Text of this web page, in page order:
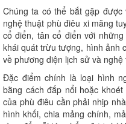
Chúng ta có thể bắt gặp
nghệ thuật phù điêu xi măng
cổ điển, tân cổ điển với
khái quát trừu tượng, hình ảnh
về phương diện lịch sử và nghệ
Đặc điểm chính là loại hình
bằng cách đắp nổi hoặc
của phù điêu cần phải nhịp
hình khối, chia mảng chính,